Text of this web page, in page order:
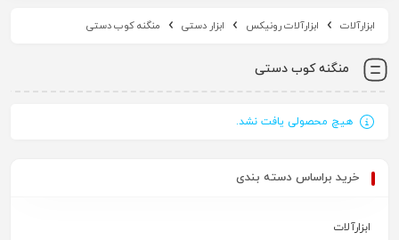
ابزارآلات ابزارآلات رونیکس ابزار دستی منگنه کوب دستی
منگنه کوب دستی
هیچ محصولی یافت نشد.
خرید براساس دسته بندی
ابزارآلات